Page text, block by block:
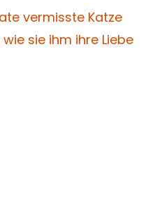
vermisste Katze
sie ihm ihre Liebe